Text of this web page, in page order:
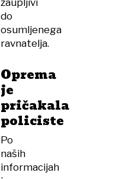
zaupljivi
do
osumljenega
ravnatelja.
Oprema
je
pričakala
policiste
Po
naših
informacijah